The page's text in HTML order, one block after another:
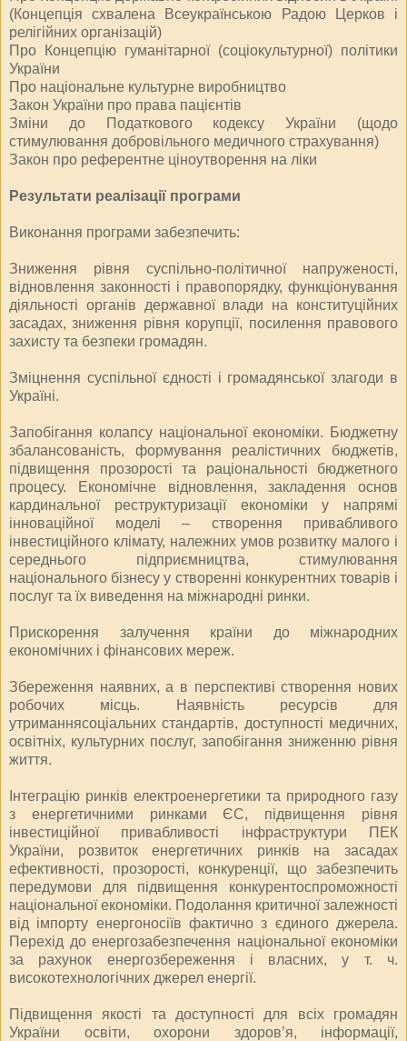
(Концепція схвалена Всеукраїнською Радою Церков і
релігійних організацій)
Про Концепцію гуманітарної (соціокультурної) політики
України
Про національне культурне виробництво
Закон України про права пацієнтів
Зміни до Податкового кодексу України (щодо
стимулювання добровільного медичного страхування)
Закон про референтне ціноутворення на ліки
Результати реалізації програми
Виконання програми забезпечить:
Зниження рівня суспільно-політичної напруженості,
відновлення законності і правопорядку, функціонування
діяльності органів державної влади на конституційних
засадах, зниження рівня корупції, посилення правового
захисту та безпеки громадян.
Зміцнення суспільної єдності і громадянської злагоди в
Україні.
Запобігання колапсу національної економіки. Бюджетну
збалансованість, формування реалістичних бюджетів,
підвищення прозорості та раціональності бюджетного
процесу. Економічне відновлення, закладення основ
кардинальної реструктуризації економіки у напрямі
інноваційної моделі – створення привабливого
інвестиційного клімату, належних умов розвитку малого і
середнього підприємництва, стимулювання
національного бізнесу у створенні конкурентних товарів і
послуг та їх виведення на міжнародні ринки.
Прискорення залучення країни до міжнародних
економічних і фінансових мереж.
Збереження наявних, а в перспективі створення нових
робочих місць. Наявність ресурсів для
утриманнясоціальних стандартів, доступності медичних,
освітніх, культурних послуг, запобігання зниженню рівня
життя.
Інтеграцію ринків електроенергетики та природного газу
з енергетичними ринками ЄС, підвищення рівня
інвестиційної привабливості інфраструктури ПЕК
України, розвиток енергетичних ринків на засадах
ефективності, прозорості, конкуренції, що забезпечить
передумови для підвищення конкурентоспроможності
національної економіки. Подолання критичної залежності
від імпорту енергоносіїв фактично з єдиного джерела.
Перехід до енергозабезпечення національної економіки
за рахунок енергозбереження і власних, у т. ч.
високотехнологічних джерел енергії.
Підвищення якості та доступності для всіх громадян
України освіти, охорони здоров’я, інформації,